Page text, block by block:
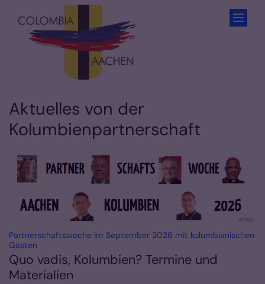
Zum Inhalt springen
Aktuelles von der
Kolumbienpartnerschaft
© CEC
Partnerschaftswoche im September 2026 mit kolumbianischen
Gästen
Quo vadis, Kolumbien? Termine und
Materialien